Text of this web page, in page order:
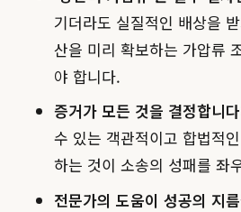
기더라도 실질적인 배상을
산을 미리 확보하는 가압류
야 합니다.
증거가 모든 것을 결정합니
수 있는 객관적이고 합법적
하는 것이 소송의 성패를 좌
전문가의 도움이 성공의 지